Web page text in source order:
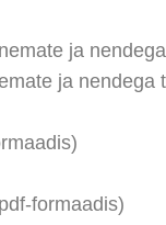
ja
ja nendega
formaadis)